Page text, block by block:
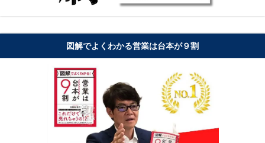
図解でよくわかる営業は台本が９割